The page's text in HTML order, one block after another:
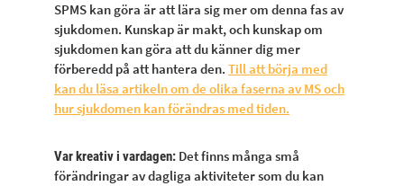
SPMS kan göra är att lära sig mer om denna fas av
sjukdomen. Kunskap är makt, och kunskap om
sjukdomen kan göra att du känner dig mer
förberedd på att hantera den. Till att börja med
kan du läsa artikeln om de olika faserna av MS och
hur sjukdomen kan förändras med tiden.
Var kreativ i vardagen: Det finns många små
förändringar av dagliga aktiviteter som du kan